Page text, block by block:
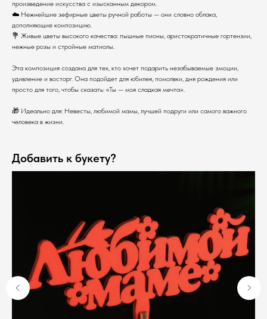
произведение искусства с изысканным декором.
☁️ Нежнейшие зефирные цветы ручной работы — они словно облака,
дополняющие композицию.
💐 Живые цветы высокого качества: пышные пионы, аристократичные гортензии,
нежные розы и стройные матиолы.
Эта композиция создана для тех, кто хочет подарить незабываемые эмоции,
удивление и восторг. Она подойдет для юбилея, помолвки, дня рождения или
просто для того, чтобы сказать: «Ты — моя сладкая мечта».
🎁 Идеально для: Невесты, любимой мамы, лучшей подруги или самого важного
человека в жизни.
Добавить к букету?